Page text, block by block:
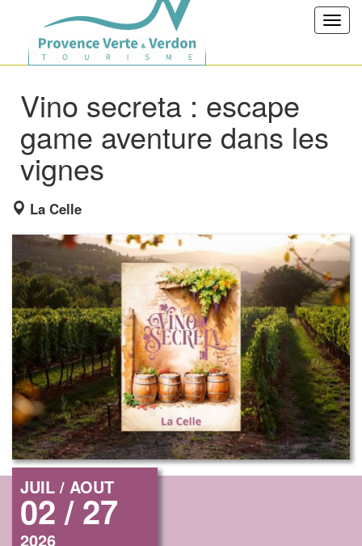
Vino secreta : escape
game aventure dans les
vignes
La Celle
JUIL / AOUT
02 / 27
2026